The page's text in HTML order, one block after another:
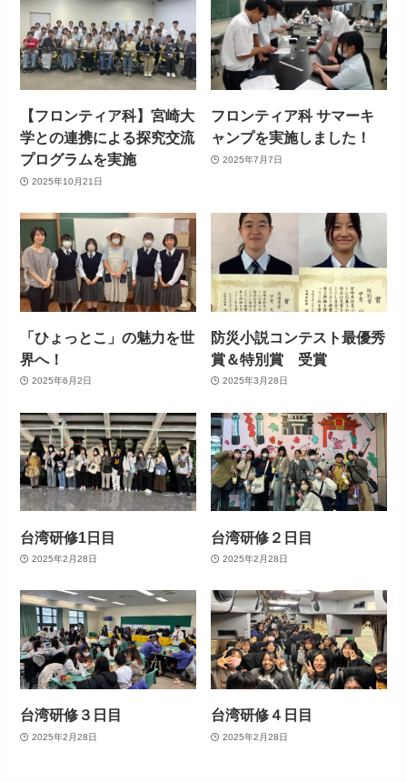
【フロンティア科】宮崎大
学との連携による探究交流
プログラムを実施
2025年10月21日
フロンティア科 サマーキ
ャンプを実施しました！
2025年7月7日
「ひょっとこ」の魅力を世
界へ！
2025年6月2日
防災小説コンテスト最優秀
賞＆特別賞 受賞
2025年3月28日
台湾研修1日目
2025年2月28日
台湾研修２日目
2025年2月28日
台湾研修３日目
2025年2月28日
台湾研修４日目
2025年2月28日